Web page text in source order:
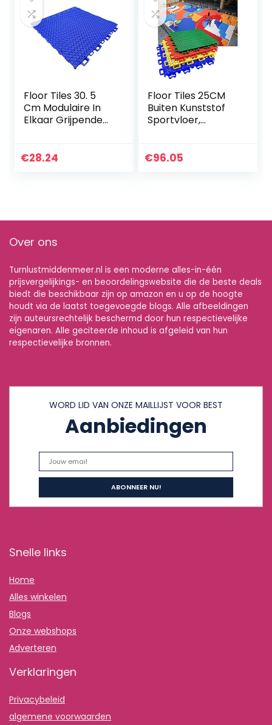
Floor Tiles 30. 5
Cm Modulaire In
Elkaar Grijpende
Amusement Park
€28.24
Floor Tiles 25CM
Buiten Kunststof
Sportvloer,
Sportvloertegels,
€96.05
Over ons
Turnlustmiddenmeer.nl is een moderne alles-in-één
prijsvergelijkings- en beoordelingswebsite die de beste deals
biedt die beschikbaar zijn op amazon en u op de hoogte
houdt via de laatst toegevoegde blogs. Alle afbeeldingen
zijn auteursrechtelijk beschermd door hun respectievelijke
eigenaren. Alle geciteerde inhoud is afgeleid van hun
respectievelijke bronnen.
WORD LID VAN ONZE MAILLIJST VOOR BEST
Aanbiedingen
Snelle links
Home
Alles winkelen
Blogs
Onze webshops
Adverteren
Verklaringen
Privacybeleid
algemene voorwaarden